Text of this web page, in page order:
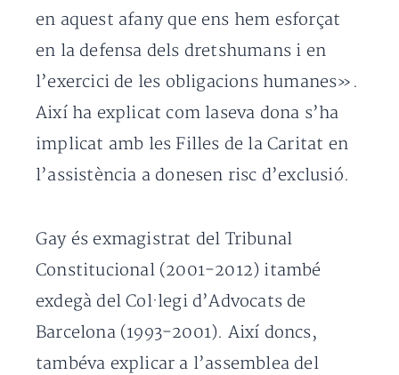
en aquest afany que ens hem esforçat
en la defensa dels dretshumans i en
l’exercici de les obligacions humanes».
Així ha explicat com laseva dona s’ha
implicat amb les Filles de la Caritat en
l’assistència a donesen risc d’exclusió.
Gay és exmagistrat del Tribunal
Constitucional (2001-2012) itambé
exdegà del Col·legi d’Advocats de
Barcelona (1993-2001). Així doncs,
tambéva explicar a l’assemblea del